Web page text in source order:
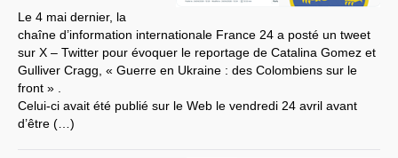
Le 4 mai dernier, la
chaîne d’information internationale France 24 a posté un tweet
sur X – Twitter pour évoquer le reportage de Catalina Gomez et
Gulliver Cragg, « Guerre en Ukraine : des Colombiens sur le
front » .
Celui-ci avait été publié sur le Web le vendredi 24 avril avant
d’être (…)